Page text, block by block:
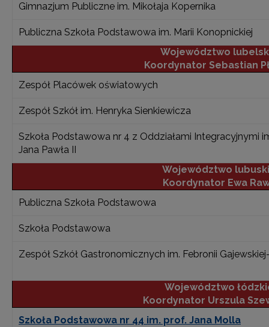
Gimnazjum Publiczne im. Mikołaja Kopernika
Publiczna Szkoła Podstawowa im. Marii Konopnickiej
Województwo
Koordynator Sebastian
Zespół Placówek oświatowych
Zespół Szkół im. Henryka Sienkiewicza
Szkoła Podstawowa nr 4 z Oddziałami Integracyjnymi
Jana Pawła II
Województwo
Koordynator Ewa
Publiczna Szkoła Podstawowa
Szkoła Podstawowa
Zespół Szkół Gastronomicznych im. Febronii
Województwo
Koordynator Urszula
Szkoła Podstawowa nr 44 im. prof. Jana Molla